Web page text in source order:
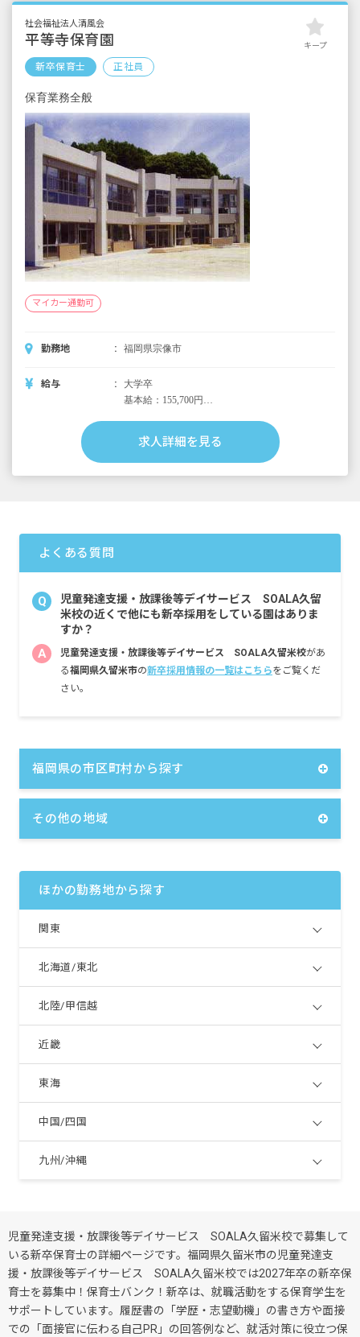
■賞与年3回（6月／12月／3月）2024年実績：
※3月分は、処遇改善加算一時金支給です
等の事情がある場合は支給額が0円になります
※試用期間3カ月／同条件
社会福祉法人清風会
平等寺保育園
新卒保育士 正社員
キープ
保育業務全般
マイカー通勤可
勤務地 福岡県宗像市
給与
大学卒
基本給：155,700円
短大・専門学校卒
賞与：採用初年度年2回2.57月、二年目以降年
昇給：年1回約3％
求人詳細を見る
よくある質問
Q
児童発達支援・放課後等デイサービス SOALA久留
米校の近くで他にも新卒採用をしている園はありま
すか？
A 児童発達支援・放課後等デイサービス SOALA久留米校があ
る福岡県久留米市の新卒採用情報の一覧はこちらをご覧くだ
さい。
福岡県の市区町村から探す
その他の地域
ほかの勤務地から探す
関東
北海道/東北
北陸/甲信越
近畿
東海
中国/四国
九州/沖縄
児童発達支援・放課後等デイサービス SOALA久留米校で募集して
いる新卒保育士の詳細ページです。福岡県久留米市の児童発達支
援・放課後等デイサービス SOALA久留米校では2027年卒の新卒保
育士を募集中！保育士バンク！新卒は、就職活動をする保育学生を
サポートしています。履歴書の「学歴・志望動機」の書き方や面接
での「面接官に伝わる自己PR」の回答例など、就活対策に役立つ保